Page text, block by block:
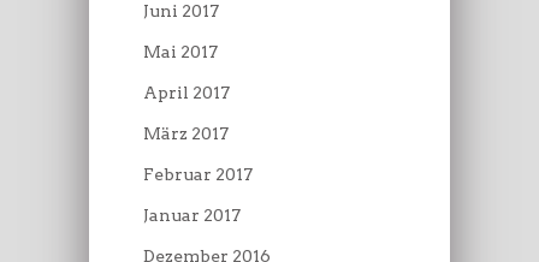
Juni 2017
Mai 2017
April 2017
März 2017
Februar 2017
Januar 2017
Dezember 2016